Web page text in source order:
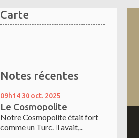
Carte
Notes récentes
09h14 30 oct. 2025
Le Cosmopolite
Notre Cosmopolite était fort
comme un Turc. Il avait,...